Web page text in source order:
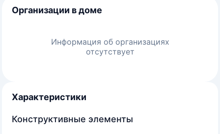
Организации в доме
Информация об организациях
отсутствует
Характеристики
Конструктивные элементы